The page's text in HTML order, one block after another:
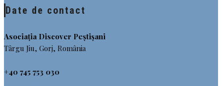
Date de contact
Asociația Discover Peștișani
Târgu Jiu, Gorj, România
+40 745 753 030